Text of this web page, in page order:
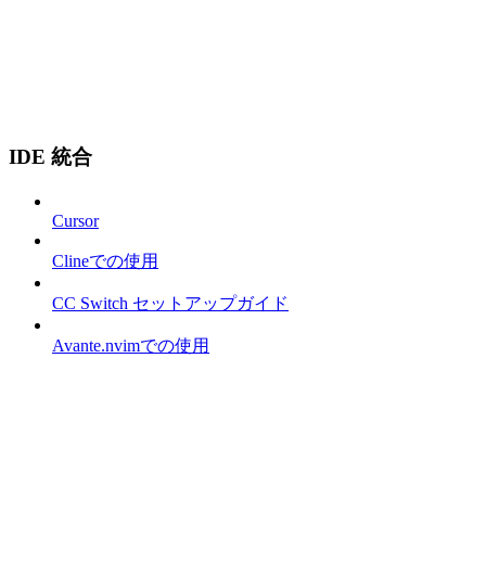
IDE 統合
Cursor
Clineでの使用
CC Switch セットアップガイド
Avante.nvimでの使用